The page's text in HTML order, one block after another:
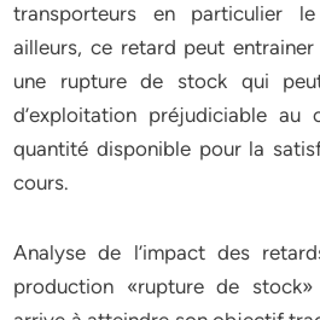
transporteurs en particulier
ailleurs, ce retard peut entrainer
une rupture de stock qui
d’exploitation préjudiciable
quantité disponible pour la
cours.
Analyse de l’impact des
production «rupture de stock»